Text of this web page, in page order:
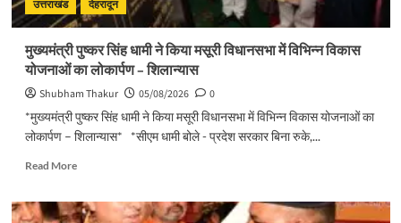
हर
माह
प्रगति
समीक्षा
उत्तराखंड देहरादून
मुख्यमंत्री पुष्कर सिंह धामी ने किया मसूरी विधानसभा में विभिन्न विकास
योजनाओं का लोकार्पण – शिलान्यास
Shubham Thakur 05/08/2026
0
*मुख्यमंत्री पुष्कर सिंह धामी ने किया मसूरी विधानसभा में विभिन्न विकास योजनाओं का
लोकार्पण – शिलान्यास* *सीएम धामी बोले - प्रदेश सरकार बिना रुके,...
Read MoreRead
मुख्यमंत्री